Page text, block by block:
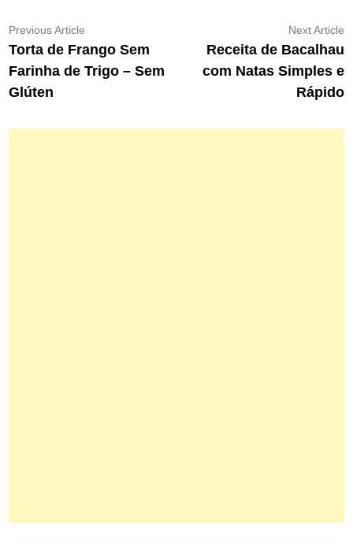
Navegação
de
Post
Previous Article
article:
Torta de Frango Sem
Farinha de Trigo – Sem
Glúten
Next Article
Receita de Bacalhau
com Natas Simples e
Rápido